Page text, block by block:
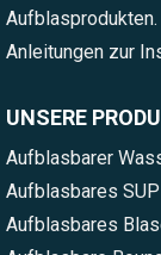
Anleitungen zur
UNSERE
Aufblasbarer
Aufblasbares
Aufblasbares